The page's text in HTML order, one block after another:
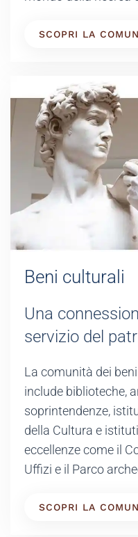
SCOPRI LA
Beni culturali
Una
servizio del
La comunità dei
include biblioteche,
soprintendenze,
della Cultura e
eccellenze come il
Uffizi e il Parco
SCOPRI LA